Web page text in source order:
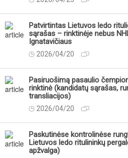
Patvirtintas Lietuvos ledo
sąrašas – rinktinėje nebus
Ignatavičiaus
2026/04/20
Pasiruošimą pasaulio
rinktinė (kandidatų sąrašas,
transliacijos)
2026/04/20
Paskutinėse kontrolinėse
Lietuvos ledo ritulininkų
apžvalga)